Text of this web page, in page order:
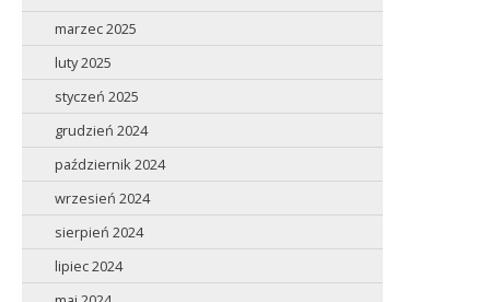
marzec 2025
luty 2025
styczeń 2025
grudzień 2024
październik 2024
wrzesień 2024
sierpień 2024
lipiec 2024